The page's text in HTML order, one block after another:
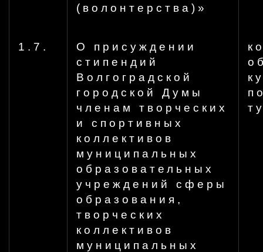
(волонтерства)»
1.7.
О присуждении
стипендий
Волгоградской
городской Думы
членам творческих
и спортивных
коллективов
муниципальных
образовательных
учреждений сферы
образования,
творческих
коллективов
муниципальных